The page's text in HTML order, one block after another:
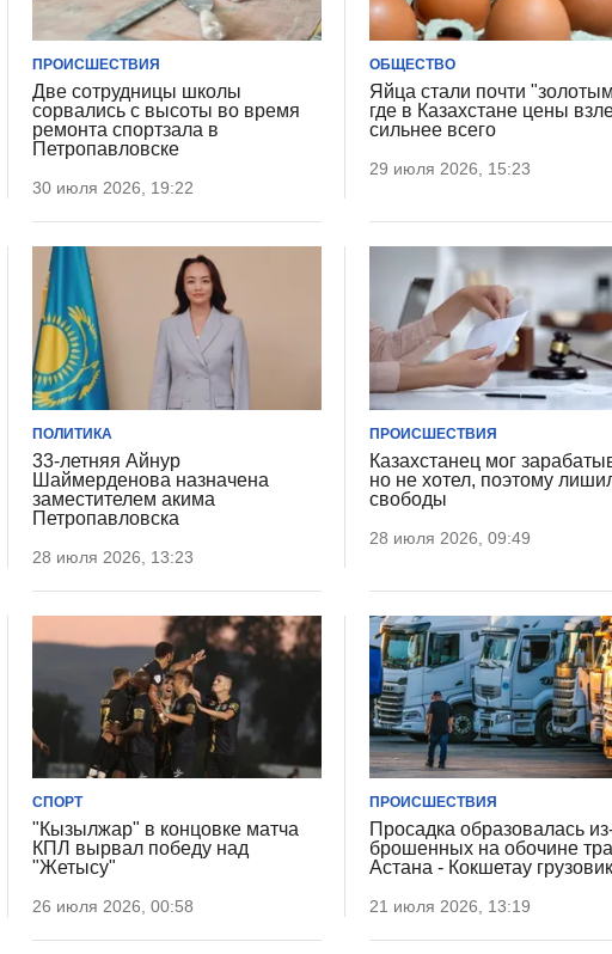
ПРОИСШЕСТВИЯ
Две сотрудницы школы
сорвались с высоты во время
ремонта спортзала в
Петропавловске
30 июля 2026, 19:22
ОБЩЕСТВО
Яйца стали почти
где в Казахстане цены
сильнее всего
29 июля 2026, 15:23
ПОЛИТИКА
33-летняя Айнур
Шаймерденова назначена
заместителем акима
Петропавловска
28 июля 2026, 13:23
ПРОИСШЕСТВИЯ
Казахстанец мог
но не хотел, поэтому
свободы
28 июля 2026, 09:49
СПОРТ
"Кызылжар" в концовке матча
КПЛ вырвал победу над
"Жетысу"
26 июля 2026, 00:58
ПРОИСШЕСТВИЯ
Просадка образовалась
брошенных на обочине
Астана - Кокшетау
21 июля 2026, 13:19